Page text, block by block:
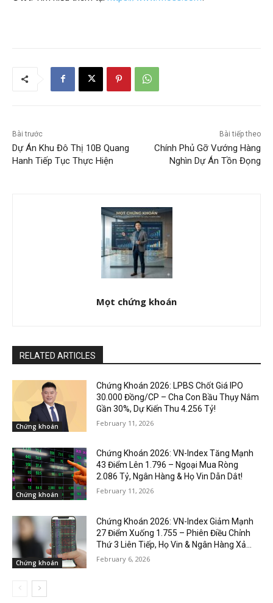
Bài trước
Dự Án Khu Đô Thị 10B Quang
Hanh Tiếp Tục Thực Hiện
Bài tiếp theo
Chính Phủ Gỡ Vướng Hàng
Nghìn Dự Án Tồn Đọng
Mọt chứng khoán
RELATED ARTICLES
Chứng khoán
Chứng Khoán 2026: LPBS Chốt Giá IPO
30.000 Đồng/CP – Cha Con Bầu Thụy Nắm
Gần 30%, Dự Kiến Thu 4.256 Tỷ!
February 11, 2026
Chứng khoán
Chứng Khoán 2026: VN-Index Tăng Mạnh
43 Điểm Lên 1.796 – Ngoại Mua Ròng
2.086 Tỷ, Ngân Hàng & Họ Vin Dẫn Dắt!
February 11, 2026
Chứng khoán
Chứng Khoán 2026: VN-Index Giảm Mạnh
27 Điểm Xuống 1.755 – Phiên Điều Chỉnh
Thứ 3 Liên Tiếp, Họ Vin & Ngân Hàng Xả...
February 6, 2026